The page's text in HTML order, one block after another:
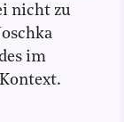
nicht zu
im